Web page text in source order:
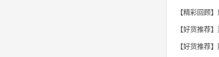
【精彩回顾
【好货推荐
【好货推荐